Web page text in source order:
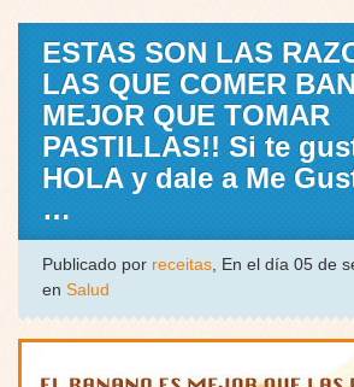
ESTAS SON LAS
LAS QUE COMER
MEJOR QUE TOMAR
PASTILLAS!! Si te
HOLA y dale a Me
…
Publicado por receitas, En el día 05 de
en Salud